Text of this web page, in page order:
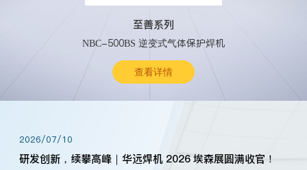
至善系列
NBC-500BS 逆变式气体保护焊机
查看详情
2026/07/10
研发创新，续攀高峰｜华远焊机 2026 埃森展圆满收官！